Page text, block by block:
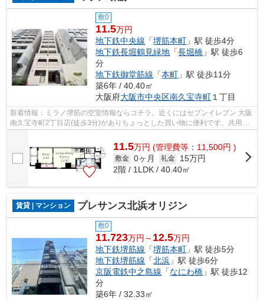
敷0
11.5万円
地下鉄中央線 「堺筋本町 」駅 徒歩4分
地下鉄長堀鶴見緑地 「長堀橋 」駅 徒歩6
分
地下鉄御堂筋線 「本町 」駅 徒歩11分
築6年 / 40.40㎡
大阪府大阪市中央区南久宝寺町 １丁目
新着情報：ミラノ堺筋の空室情報ならコチラ。近くにはセブンイレブン 大阪
南久宝寺町2丁目店(徒歩3分)がありちょっとした買い物に便利です。共用部
には敷地内ごみ置き場・エレベータな...
11.5万円 (管理費等：11,500円 )
敷金 0ヶ月 礼金
15万円
2階 / 1LDK / 40.40㎡
賃貸 | マンション プレサンス北浜オリジン
敷0
11.723万円～ 12.5万円
地下鉄堺筋線 「堺筋本町 」駅 徒歩5分
地下鉄堺筋線 「北浜 」駅 徒歩6分
京阪電鉄中之島線 「なにわ橋 」駅 徒歩12
分
築6年 / 32.33㎡